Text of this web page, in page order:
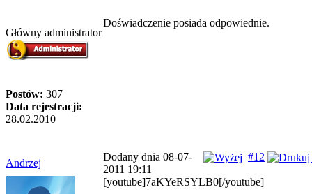
Główny administrator
Postów: 307
Data rejestracji:
28.02.2010
Doświadczenie posiada odpowiednie.
Andrzej
#12
Dodany dnia 08-07-
2011 19:11
[youtube]7aKYeRSYLB0[/youtube]